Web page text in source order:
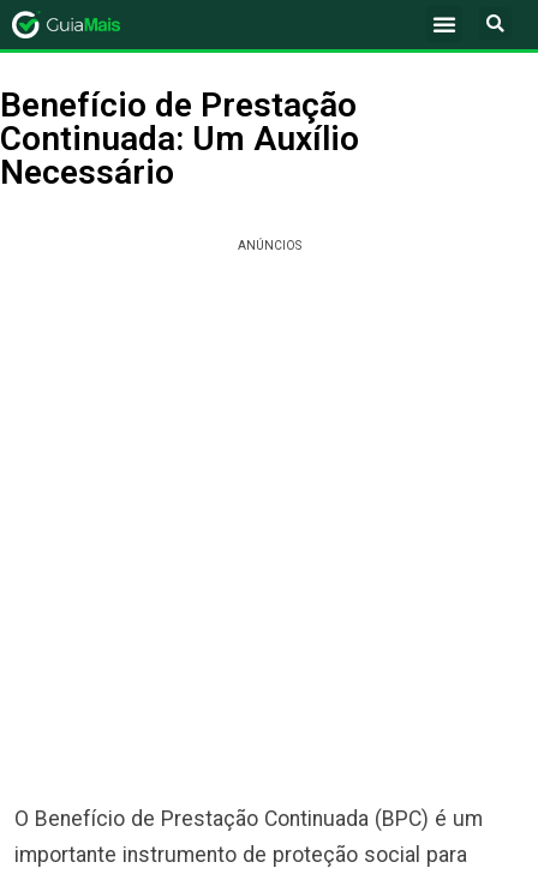
Benefício de Prestação
Continuada: Um Auxílio
Necessário
ANÚNCIOS
O Benefício de Prestação Continuada (BPC) é um
importante instrumento de proteção social para